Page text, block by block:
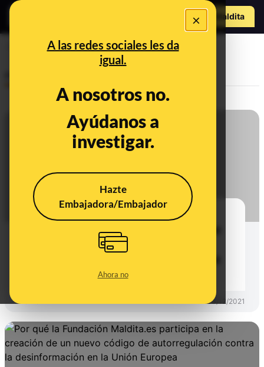
×
A las redes sociales les da
igual.
A nosotros no.
Ayúdanos a
investigar.
Hazte
Embajadora/Embajador
Ahora no
Hazte Maldita
Nuestra postura
La “exención de los medios”: por
qué impedir a las plataformas que
moderen el contenido de los
muy mala idea
POLICY 03/12/2021